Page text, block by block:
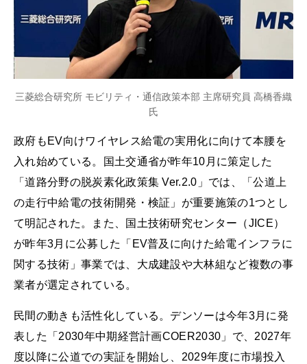
三菱総合研究所 モビリティ・通信政策本部 主席研究員 高橋香織
氏
政府もEV向けワイヤレス給電の実用化に向けて本腰を
入れ始めている。国土交通省が昨年10月に策定した
「道路分野の脱炭素化政策集 Ver.2.0」では、「公道上
の走行中給電の技術開発・検証」が重要施策の1つとし
て明記された。また、国土技術研究センター（JICE）
が昨年3月に公募した「EV普及に向けた給電インフラに
関する技術」事業では、大成建設や大林組など複数の事
業者が選定されている。
民間の動きも活性化している。デンソーは今年3月に発
表した「2030年中期経営計画COER2030」で、2027年
度以降に公道での実証を開始し、2029年度に市場投入